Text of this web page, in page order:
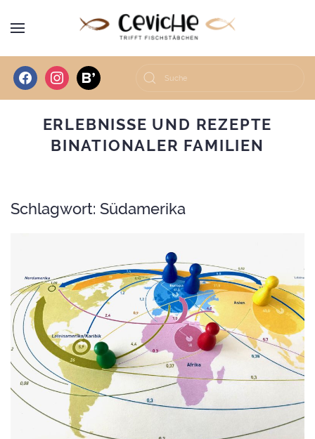
facebookinstagrambloglovin
ERLEBNISSE UND REZEPTE
BINATIONALER FAMILIEN
Schlagwort: Südamerika